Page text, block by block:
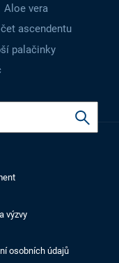
Aloe vera
ascendentu
palačinky
výzvy
osobních údajů